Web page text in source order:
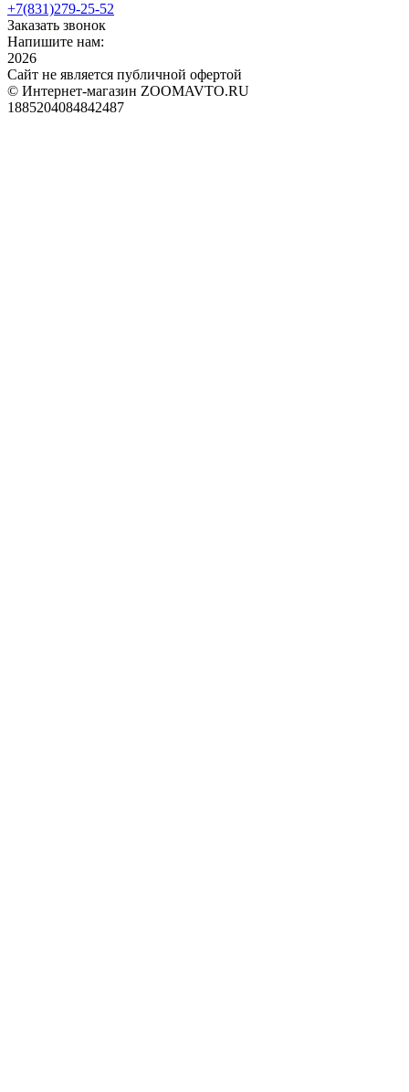
+7(831)279-25-52
Заказать звонок
Напишите нам:
2026
Сайт не является публичной офертой
© Интернет-магазин ZOOMAVTO.RU
1885204084842487